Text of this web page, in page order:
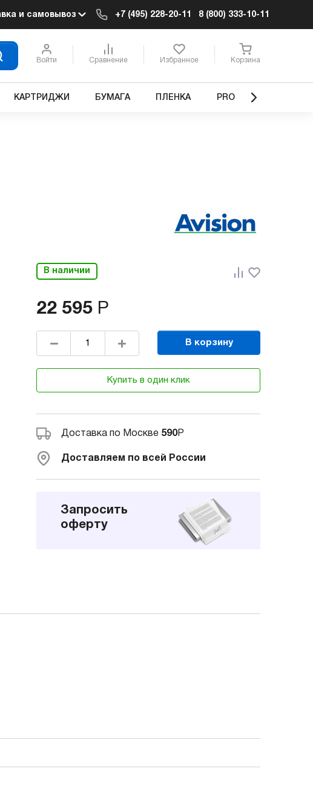
и самовывоз +7 (495) 228-20-11 8 (800) 333-10-11
Войти Сравнение Избранное Корзина
КАРТРИДЖИ БУМАГА ПЛЕНКА PRO
В наличии
22 595 Р
В корзину
Купить в один клик
Доставка по Москве 590Р
Доставляем по всей России
Запросить
оферту